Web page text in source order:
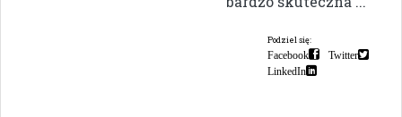
Podziel się:
Facebook
Twitter
LinkedIn